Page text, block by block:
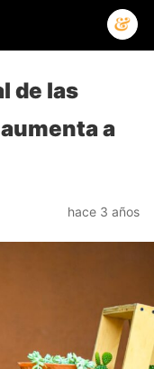
de las
a
hace 3 años